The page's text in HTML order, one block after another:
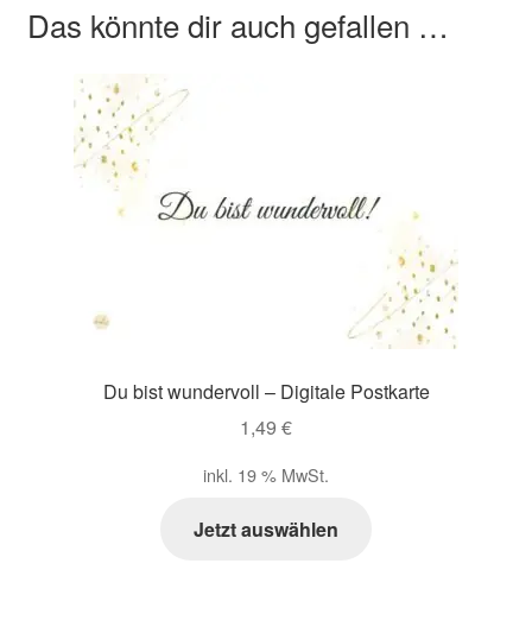
Das könnte dir auch gefallen …
Du bist wundervoll – Digitale Postkarte
1,49 €
inkl. 19 % MwSt.
Jetzt auswählen